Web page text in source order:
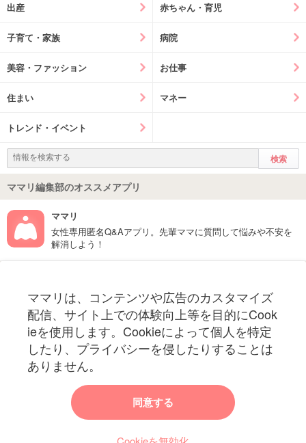
出産 赤ちゃん・育児
子育て・家族 病院
美容・ファッション お仕事
住まい マネー
トレンド・イベント
ママリ編集部のオススメアプリ
ママリ
女性専用匿名Q&Aアプリ。先輩ママに質問して悩みや不安を
解消しよう！
ママリは、コンテンツや広告のカスタマイズ
配信、サイト上での体験向上等を目的にCook
ieを使用します。Cookieによって個人を特定
したり、プライバシーを侵したりすることは
ありません。
同意する
妊娠〜子育て中のお役立ち情報を配信中
ママリからのお知らせ